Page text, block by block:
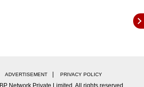
ADVERTISEMENT PRIVACY POLICY
Network Private Limited. All rights reserved.